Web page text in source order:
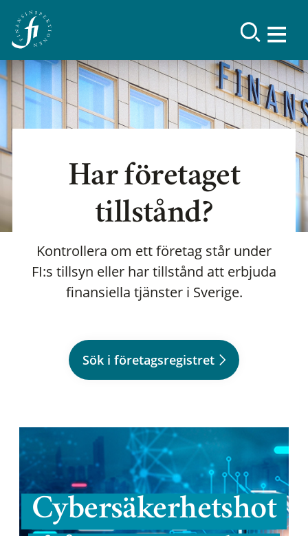
Har företaget
tillstånd?
Kontrollera om ett företag står under
FI:s tillsyn eller har tillstånd att erbjuda
finansiella tjänster i Sverige.
Sök i företagsregistret
Cybersäkerhetshot